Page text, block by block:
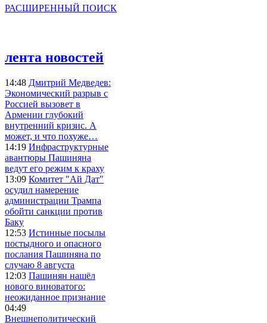
РАСШИРЕННЫЙ ПОИСК
лента новостей
14:48 Дмитрий Медведев:
Экономический разрыв с
Россией вызовет в
Армении глубокий
внутренний кризис. А
может, и что похуже…
14:19 Инфраструктурные
авантюры Пашиняна
ведут его режим к краху
13:09 Комитет "Ай Дат"
осудил намерение
администрации Трампа
обойти санкции против
Баку
12:53 Истинные посылы
постыдного и опасного
послания Пашиняна по
случаю 8 августа
12:03 Пашинян нашёл
нового виноватого:
неожиданное признание
04:49
Внешнеполитический